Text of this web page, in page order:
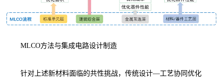
MLCO方法与集成电路设计制造
针对上述新材料面临的共性挑战，传统设计—工艺协同优化